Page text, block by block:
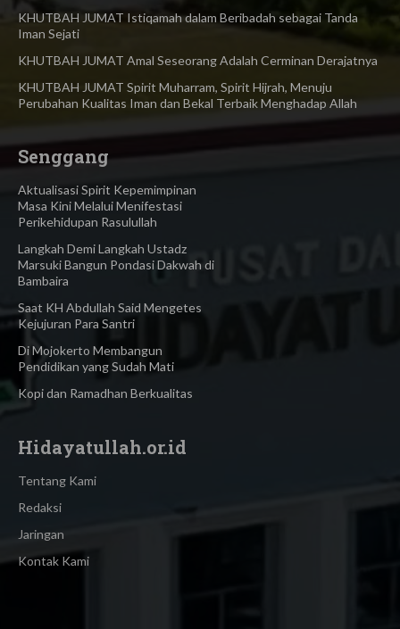
KHUTBAH JUMAT Istiqamah dalam Beribadah sebagai Tanda
Iman Sejati
KHUTBAH JUMAT Amal Seseorang Adalah Cerminan Derajatnya
KHUTBAH JUMAT Spirit Muharram, Spirit Hijrah, Menuju
Perubahan Kualitas Iman dan Bekal Terbaik Menghadap Allah
Senggang
Aktualisasi Spirit Kepemimpinan
Masa Kini Melalui Menifestasi
Perikehidupan Rasulullah
Langkah Demi Langkah Ustadz
Marsuki Bangun Pondasi Dakwah di
Bambaira
Saat KH Abdullah Said Mengetes
Kejujuran Para Santri
Di Mojokerto Membangun
Pendidikan yang Sudah Mati
Kopi dan Ramadhan Berkualitas
Hidayatullah.or.id
Tentang Kami
Redaksi
Jaringan
Kontak Kami